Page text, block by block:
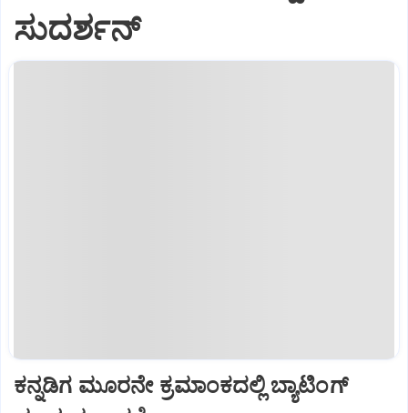
ಸುದರ್ಶನ್
ಕನ್ನಡಿಗ ಮೂರನೇ ಕ್ರಮಾಂಕದಲ್ಲಿ ಬ್ಯಾಟಿಂಗ್